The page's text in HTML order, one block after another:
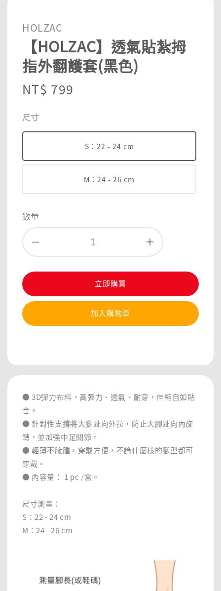
HOLZAC
【HOLZAC】透氣貼紮拇
指外翻護套(黑色)
Regular
NT$ 799
尺寸
S：22 - 24 cm
M：24 - 26 cm
數量
立即購買
加入購物車
● 3D彈力布料，高彈力、透氣、耐穿，伸縮自如貼
合。
● 針對性支撐將大腳趾向外拉，防止大腳趾向內旋
轉，並加強中足關節。
● 輕薄不臃腫，穿戴方便，不論什麼樣的腳型都可
穿戴。
● 內容量： 1 pc /盒。
尺寸測量：
S：22 - 24 cm
M：24 - 26 cm